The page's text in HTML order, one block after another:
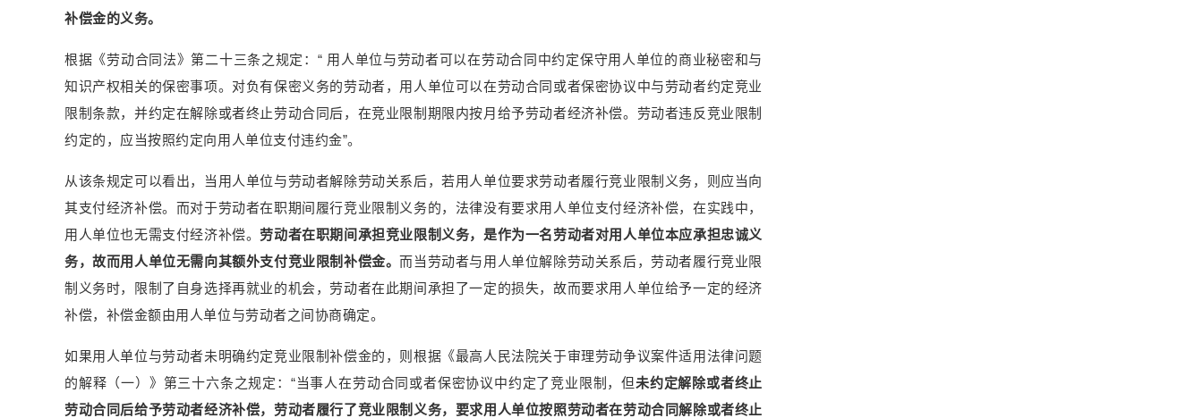
补偿金的义务。
根据《劳动合同法》第二十三条之规定：“ 用人单位与劳动者可以在劳动合同中约定保守用人单位的商业秘密和与
知识产权相关的保密事项。对负有保密义务的劳动者，用人单位可以在劳动合同或者保密协议中与劳动者约定竞业
限制条款，并约定在解除或者终止劳动合同后，在竞业限制期限内按月给予劳动者经济补偿。劳动者违反竞业限制
约定的，应当按照约定向用人单位支付违约金”。
从该条规定可以看出，当用人单位与劳动者解除劳动关系后，若用人单位要求劳动者履行竞业限制义务，则应当向
其支付经济补偿。而对于劳动者在职期间履行竞业限制义务的，法律没有要求用人单位支付经济补偿，在实践中，
用人单位也无需支付经济补偿。 劳动者在职期间承担竞业限制义务，是作为一名劳动者对用人单位本应承担忠诚义
务，故而用人单位无需向其额外支付竞业限制补偿金。而当劳动者与用人单位解除劳动关系后，劳动者履行竞业限
制义务时，限制了自身选择再就业的机会，劳动者在此期间承担了一定的损失，故而要求用人单位给予一定的经济
补偿，补偿金额由用人单位与劳动者之间协商确定。
如果用人单位与劳动者未明确约定竞业限制补偿金的，则根据《最高人民法院关于审理劳动争议案件适用法律问题
的解释（一）》第三十六条之规定：“当事人在劳动合同或者保密协议中约定了竞业限制，但未约定解除或者终止
劳动合同后给予劳动者经济补偿，劳动者履行了竞业限制义务，要求用人单位按照劳动者在劳动合同解除或者终止